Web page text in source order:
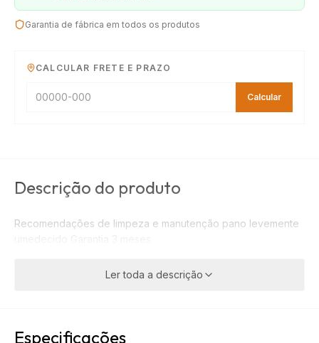
Garantia de fábrica em todos os produtos
CALCULAR FRETE E PRAZO
Calcular
Descrição do produto
Recomendações de limpeza e manutenção pano levemente
Ler toda a descrição
Especificações